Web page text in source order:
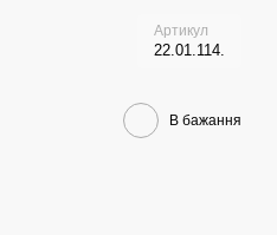
Артикул
22.01.114.
В бажання